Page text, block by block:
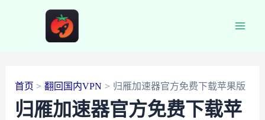
首页 翻回国内VPN 归雁加速器官方免费下载苹果版
归雁加速器官方免费下载苹